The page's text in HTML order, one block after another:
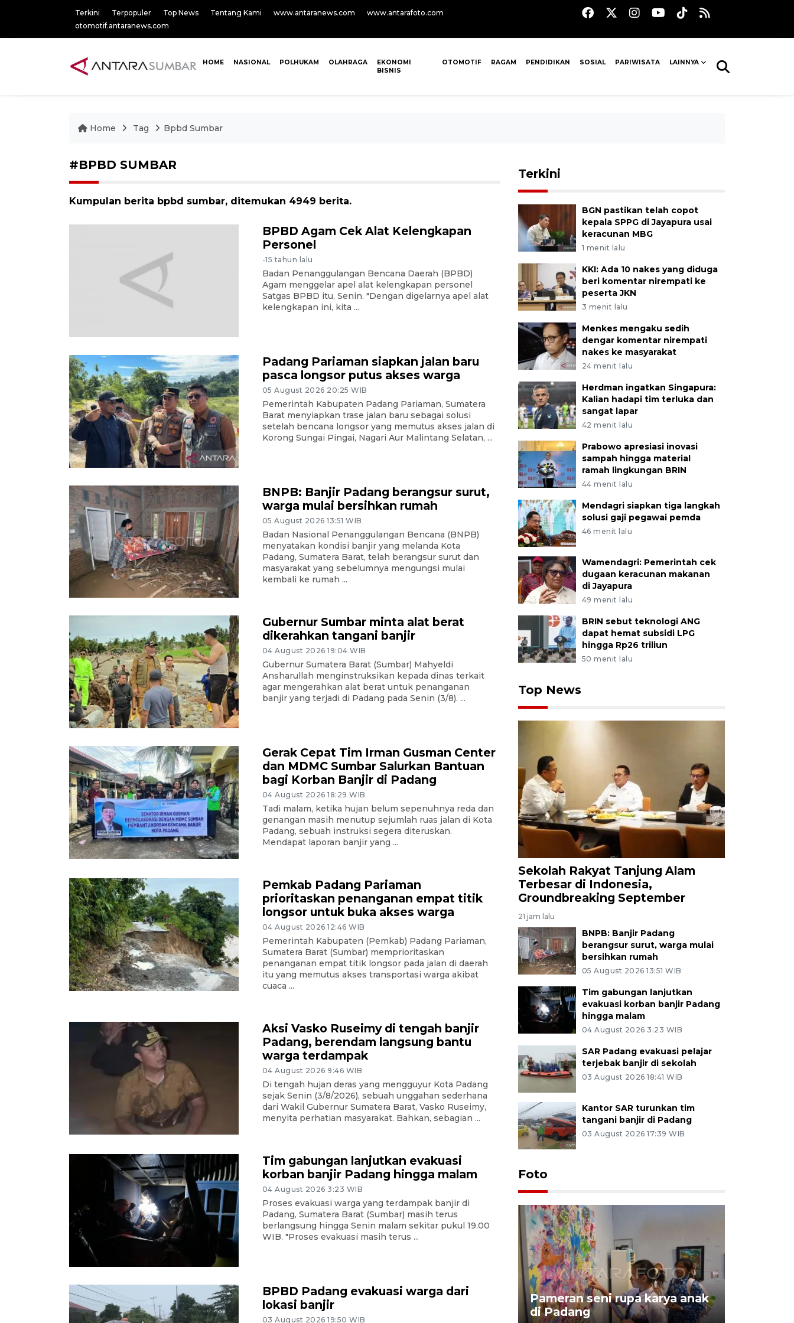
Terkini Terpopuler Top News Tentang Kami www.antaranews.com
www.antarafoto.com
otomotif.antaranews.com
HOME NASIONAL POLHUKAM OLAHRAGA
EKONOMI
BISNIS
OTOMOTIF RAGAM PENDIDIKAN SOSIAL PARIWISATA LAINNYA
Home Tag Bpbd Sumbar
#BPBD SUMBAR
Kumpulan berita bpbd sumbar, ditemukan 4949 berita.
BPBD Agam Cek Alat Kelengkapan
Personel
-15 tahun lalu
Badan Penanggulangan Bencana Daerah (BPBD)
Agam menggelar apel alat kelengkapan personel
Satgas BPBD itu, Senin. "Dengan digelarnya apel alat
kelengkapan ini, kita ...
Padang Pariaman siapkan jalan baru
pasca longsor putus akses warga
05 August 2026 20:25 WIB
Pemerintah Kabupaten Padang Pariaman, Sumatera
Barat menyiapkan trase jalan baru sebagai solusi
setelah bencana longsor yang memutus akses jalan di
Korong Sungai Pingai, Nagari Aur Malintang Selatan, ...
BNPB: Banjir Padang berangsur surut,
warga mulai bersihkan rumah
05 August 2026 13:51 WIB
Badan Nasional Penanggulangan Bencana (BNPB)
menyatakan kondisi banjir yang melanda Kota
Padang, Sumatera Barat, telah berangsur surut dan
masyarakat yang sebelumnya mengungsi mulai
kembali ke rumah ...
Gubernur Sumbar minta alat berat
dikerahkan tangani banjir
04 August 2026 19:04 WIB
Gubernur Sumatera Barat (Sumbar) Mahyeldi
Ansharullah menginstruksikan kepada dinas terkait
agar mengerahkan alat berat untuk penanganan
banjir yang terjadi di Padang pada Senin (3/8). ...
Gerak Cepat Tim Irman Gusman Center
dan MDMC Sumbar Salurkan Bantuan
bagi Korban Banjir di Padang
04 August 2026 18:29 WIB
Tadi malam, ketika hujan belum sepenuhnya reda dan
genangan masih menutup sejumlah ruas jalan di Kota
Padang, sebuah instruksi segera diteruskan.
Mendapat laporan banjir yang ...
Pemkab Padang Pariaman
prioritaskan penanganan empat titik
longsor untuk buka akses warga
04 August 2026 12:46 WIB
Pemerintah Kabupaten (Pemkab) Padang Pariaman,
Sumatera Barat (Sumbar) memprioritaskan
penanganan empat titik longsor pada jalan di daerah
itu yang memutus akses transportasi warga akibat
cuaca ...
Aksi Vasko Ruseimy di tengah banjir
Padang, berendam langsung bantu
warga terdampak
04 August 2026 9:46 WIB
Di tengah hujan deras yang mengguyur Kota Padang
sejak Senin (3/8/2026), sebuah unggahan sederhana
dari Wakil Gubernur Sumatera Barat, Vasko Ruseimy,
menyita perhatian masyarakat. Bahkan, sebagian ...
Tim gabungan lanjutkan evakuasi
korban banjir Padang hingga malam
04 August 2026 3:23 WIB
Proses evakuasi warga yang terdampak banjir di
Padang, Sumatera Barat (Sumbar) masih terus
berlangsung hingga Senin malam sekitar pukul 19.00
WIB. "Proses evakuasi masih terus ...
BPBD Padang evakuasi warga dari
lokasi banjir
03 August 2026 19:50 WIB
Terkini
BGN pastikan telah copot
kepala SPPG di Jayapura usai
keracunan MBG
1 menit lalu
KKI: Ada 10 nakes yang diduga
beri komentar nirempati ke
peserta JKN
3 menit lalu
Menkes mengaku sedih
dengar komentar nirempati
nakes ke masyarakat
24 menit lalu
Herdman ingatkan Singapura:
Kalian hadapi tim terluka dan
sangat lapar
42 menit lalu
Prabowo apresiasi inovasi
sampah hingga material
ramah lingkungan BRIN
44 menit lalu
Mendagri siapkan tiga langkah
solusi gaji pegawai pemda
46 menit lalu
Wamendagri: Pemerintah cek
dugaan keracunan makanan
di Jayapura
49 menit lalu
BRIN sebut teknologi ANG
dapat hemat subsidi LPG
hingga Rp26 triliun
50 menit lalu
Top News
Sekolah Rakyat Tanjung Alam
Terbesar di Indonesia,
Groundbreaking September
21 jam lalu
BNPB: Banjir Padang
berangsur surut, warga mulai
bersihkan rumah
05 August 2026 13:51 WIB
Tim gabungan lanjutkan
evakuasi korban banjir Padang
hingga malam
04 August 2026 3:23 WIB
SAR Padang evakuasi pelajar
terjebak banjir di sekolah
03 August 2026 18:41 WIB
Kantor SAR turunkan tim
tangani banjir di Padang
03 August 2026 17:39 WIB
Foto
Penyelesaian pembentukan
Kopdes Merah Putih di
Sumbar
Pameran seni rupa karya anak
di Padang